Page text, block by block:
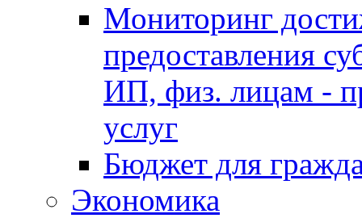
Мониторинг
предоставления
ИП, физ. лицам -
услуг
Бюджет для
Экономика